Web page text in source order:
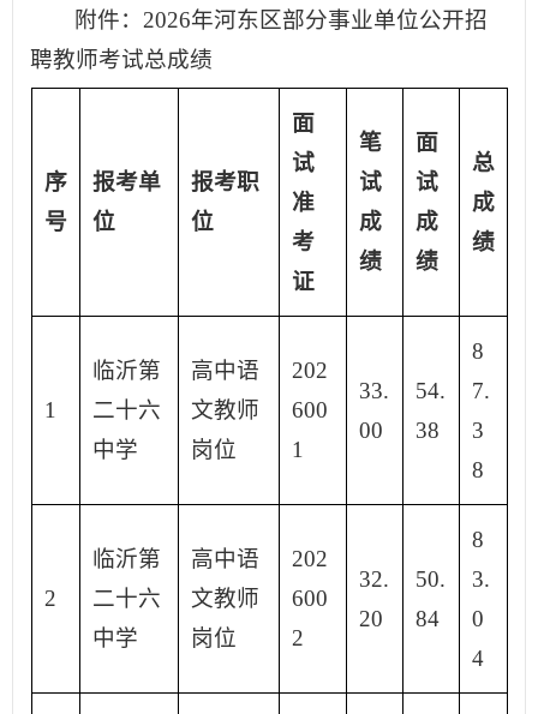
附件：2026年河东区部分事业单位公开招
聘教师考试总成绩
序
号
报考单
位
报考职
位
面
试
准
考
证
笔
试
成
绩
面
试
成
绩
总
成
绩
1
临沂第
二十六
中学
高中语
文教师
岗位
202
600
1
33.
00
54.
38
8
7.
3
8
2
临沂第
二十六
中学
高中语
文教师
岗位
202
600
2
32.
20
50.
84
8
3.
0
4